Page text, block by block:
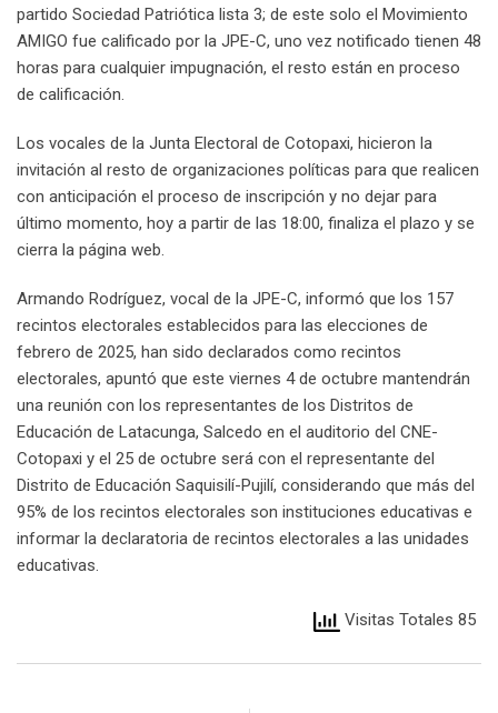
partido Sociedad Patriótica lista 3; de este solo el Movimiento
AMIGO fue calificado por la JPE-C, uno vez notificado tienen 48
horas para cualquier impugnación, el resto están en proceso
de calificación.
Los vocales de la Junta Electoral de Cotopaxi, hicieron la
invitación al resto de organizaciones políticas para que realicen
con anticipación el proceso de inscripción y no dejar para
último momento, hoy a partir de las 18:00, finaliza el plazo y se
cierra la página web.
Armando Rodríguez, vocal de la JPE-C, informó que los 157
recintos electorales establecidos para las elecciones de
febrero de 2025, han sido declarados como recintos
electorales, apuntó que este viernes 4 de octubre mantendrán
una reunión con los representantes de los Distritos de
Educación de Latacunga, Salcedo en el auditorio del CNE-
Cotopaxi y el 25 de octubre será con el representante del
Distrito de Educación Saquisilí-Pujilí, considerando que más del
95% de los recintos electorales son instituciones educativas e
informar la declaratoria de recintos electorales a las unidades
educativas.
Visitas Totales 85